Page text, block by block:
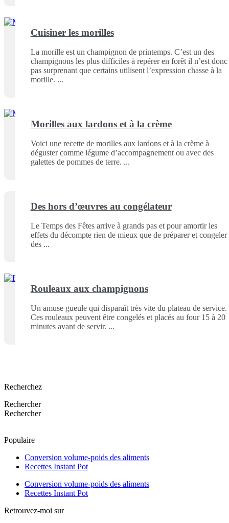
Cuisiner les morilles
La morille est un champignon de printemps. C’est un des
champignons les plus difficiles à repérer en forêt il n’est donc
pas surprenant que certains utilisent l’expression chasse à la
morille.
Morilles aux lardons et à la crème
Voici une recette de morilles aux lardons et à la crème à
déguster comme légume d’accompagnement ou avec des
galettes de pommes de terre.
Des hors d’œuvres au congélateur
Le Temps des Fêtes arrive à grands pas et pour amortir les
effets du décompte rien de mieux que de préparer et congeler
des
Rouleaux aux champignons
Un amuse gueule qui disparaît très vite du plateau de service.
Ces rouleaux peuvent être congelés et placés au four 15 à 20
minutes avant de servir.
Recherchez
Rechercher
Rechercher
Populaire
Conversion volume-poids des aliments
Recettes Instant Pot
Conversion volume-poids des aliments
Recettes Instant Pot
Retrouvez-moi sur